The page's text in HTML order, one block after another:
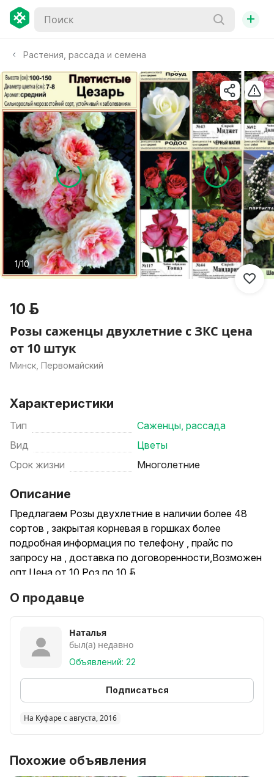
+
Растения, рассада и семена
1/10
10 р.
Розы саженцы двухлетние с ЗКС цена
от 10 штук
Минск, Первомайский
Характеристики
Тип
Саженцы, рассада
Вид
Цветы
Срок жизни
Многолетние
Описание
Предлагаем Розы двухлетние в наличии более 48
сортов , закрытая корневая в горшках более
подробная информация по телефону , прайс по
запросу на , доставка по договоренности,Возможен
опт.Цена от 10 Роз по 10 руб.
Сморгонь, Нарочь
О продавце
Наталья
был(а) недавно
Объявлений: 22
Подписаться
На Куфаре с августа, 2016
Похожие объявления